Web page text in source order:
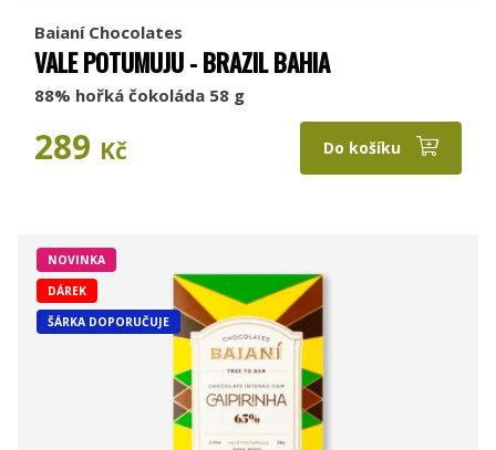
Baianí Chocolates
VALE POTUMUJU - BRAZIL BAHIA
88% hořká čokoláda 58 g
289 Kč Do košíku
NOVINKA
DÁREK
ŠÁRKA DOPORUČUJE